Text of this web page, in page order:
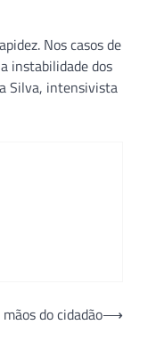
Nos casos de
instabilidade dos
Silva, intensivista
do cidadão⟶